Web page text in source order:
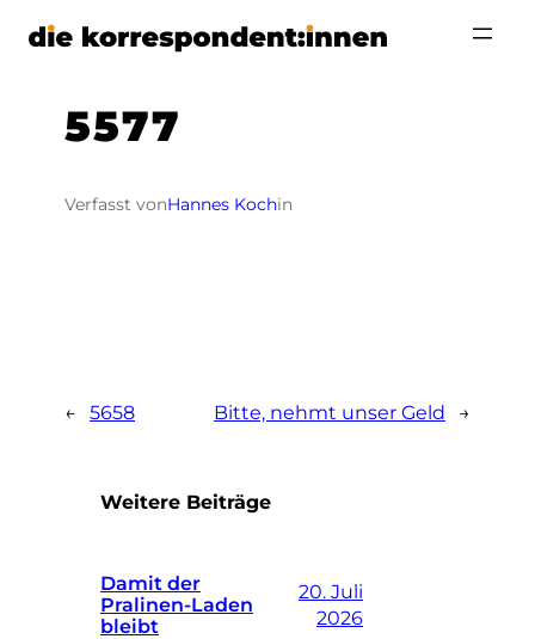
Zum
5577
Verfasst vonHannes Kochin
← 5658 Bitte, nehmt unser Geld →
Weitere Beiträge
Damit der
Pralinen-Laden
bleibt
20. Juli
2026